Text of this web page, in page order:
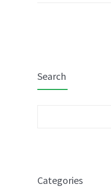
Search
Categories